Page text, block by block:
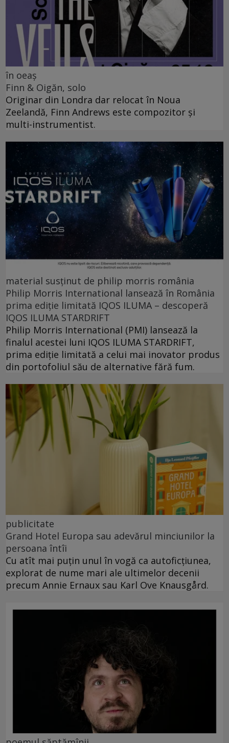
în oeaș
Finn & Oigăn, solo
Originar din Londra dar relocat în Noua
Zeelandă, Finn Andrews este compozitor și
multi-instrumentist.
material susținut de philip morris românia
Philip Morris International lansează în România
prima ediție limitată IQOS ILUMA – descoperă
IQOS ILUMA STARDRIFT
Philip Morris International (PMI) lansează la
finalul acestei luni IQOS ILUMA STARDRIFT,
prima ediție limitată a celui mai inovator produs
din portofoliul său de alternative fără fum.
publicitate
Grand Hotel Europa sau adevărul minciunilor la
persoana întîi
Cu atît mai puțin unul în vogă ca autoficțiunea,
explorat de nume mari ale ultimelor decenii
precum Annie Ernaux sau Karl Ove Knausgård.